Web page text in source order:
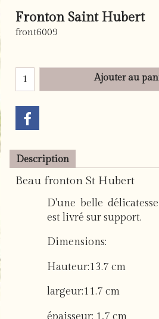
Fronton Saint Hubert
front6009
Ajouter au
Description
Beau fronton St Hubert
D'une belle délicatesse
est livré sur support.
Dimensions:
Hauteur:13.7 cm
largeur:11.7 cm